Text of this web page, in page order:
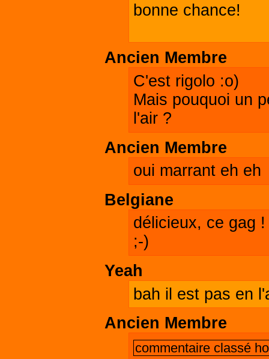
bonne chance!
Ancien Membre
C'est rigolo :o)
Mais pouquoi un
l'air ?
Ancien Membre
oui marrant eh eh
Belgiane
délicieux, ce gag !
;-)
Yeah
bah il est pas en
Ancien Membre
commentaire classé